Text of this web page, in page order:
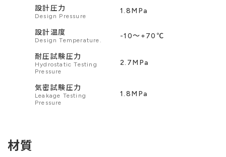
設計圧力
Design Pressure
1.8MPa
設計温度
Design Temperature. -10〜+70℃
耐圧試験圧力
Hydrostatic Testing
Pressure
2.7MPa
気密試験圧力
Leakage Testing
Pressure
1.8MPa
材質